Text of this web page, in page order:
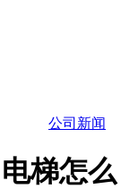
公司新闻
梯怎么